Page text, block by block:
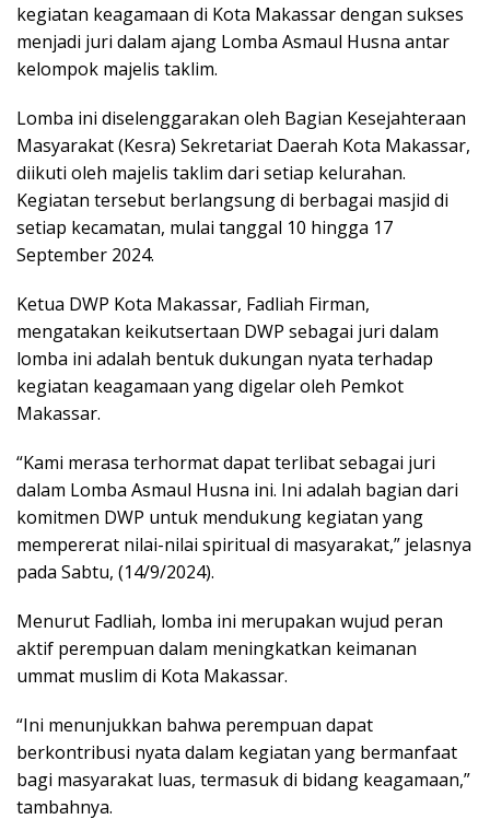
kegiatan keagamaan di Kota Makassar dengan sukses
menjadi juri dalam ajang Lomba Asmaul Husna antar
kelompok majelis taklim.
Lomba ini diselenggarakan oleh Bagian Kesejahteraan
Masyarakat (Kesra) Sekretariat Daerah Kota Makassar,
diikuti oleh majelis taklim dari setiap kelurahan.
Kegiatan tersebut berlangsung di berbagai masjid di
setiap kecamatan, mulai tanggal 10 hingga 17
September 2024.
Ketua DWP Kota Makassar, Fadliah Firman,
mengatakan keikutsertaan DWP sebagai juri dalam
lomba ini adalah bentuk dukungan nyata terhadap
kegiatan keagamaan yang digelar oleh Pemkot
Makassar.
“Kami merasa terhormat dapat terlibat sebagai juri
dalam Lomba Asmaul Husna ini. Ini adalah bagian dari
komitmen DWP untuk mendukung kegiatan yang
mempererat nilai-nilai spiritual di masyarakat,” jelasnya
pada Sabtu, (14/9/2024).
Menurut Fadliah, lomba ini merupakan wujud peran
aktif perempuan dalam meningkatkan keimanan
ummat muslim di Kota Makassar.
“Ini menunjukkan bahwa perempuan dapat
berkontribusi nyata dalam kegiatan yang bermanfaat
bagi masyarakat luas, termasuk di bidang keagamaan,”
tambahnya.